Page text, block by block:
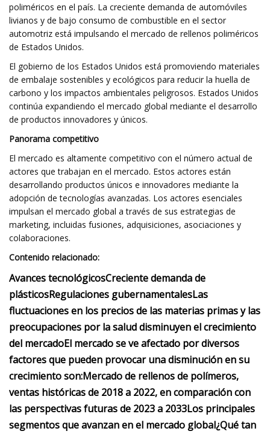
poliméricos en el país. La creciente demanda de automóviles
livianos y de bajo consumo de combustible en el sector
automotriz está impulsando el mercado de rellenos poliméricos
de Estados Unidos.
El gobierno de los Estados Unidos está promoviendo materiales
de embalaje sostenibles y ecológicos para reducir la huella de
carbono y los impactos ambientales peligrosos. Estados Unidos
continúa expandiendo el mercado global mediante el desarrollo
de productos innovadores y únicos.
Panorama competitivo
El mercado es altamente competitivo con el número actual de
actores que trabajan en el mercado. Estos actores están
desarrollando productos únicos e innovadores mediante la
adopción de tecnologías avanzadas. Los actores esenciales
impulsan el mercado global a través de sus estrategias de
marketing, incluidas fusiones, adquisiciones, asociaciones y
colaboraciones.
Contenido relacionado:
Avances tecnológicosCreciente demanda de
plásticosRegulaciones gubernamentalesLas
fluctuaciones en los precios de las materias primas y las
preocupaciones por la salud disminuyen el crecimiento
del mercadoEl mercado se ve afectado por diversos
factores que pueden provocar una disminución en su
crecimiento son:Mercado de rellenos de polímeros,
ventas históricas de 2018 a 2022, en comparación con
las perspectivas futuras de 2023 a 2033Los principales
segmentos que avanzan en el mercado global¿Qué tan